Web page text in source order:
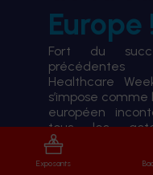
Europe !
Fort du
Healthcare
s’impose
européen
tous les
transformation
santé.
Exposants